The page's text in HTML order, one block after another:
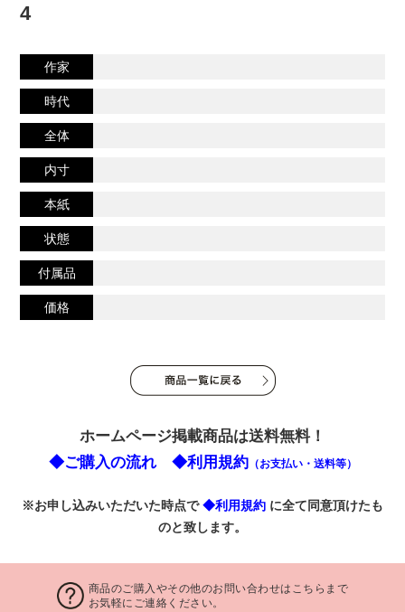
4
作家
時代
全体
内寸
本紙
状態
付属品
価格
ホームページ掲載商品は送料無料！
◆ご購入の流れ
◆利用規約 （お支払い・送料等）
※お申し込みいただいた時点で◆利用規約 に全て同意頂けたも
のと致します。
商品のご購入やその他のお問い合わせはこちらまで
お気軽にご連絡ください。